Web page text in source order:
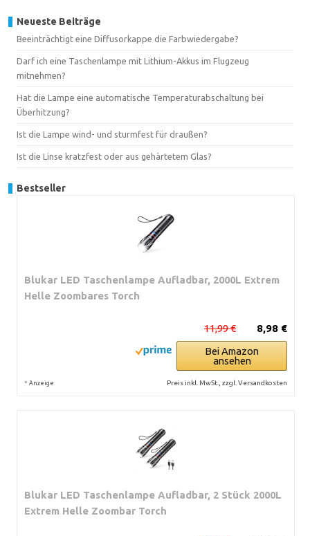
Neueste Beiträge
Beeinträchtigt eine Diffusorkappe die Farbwiedergabe?
Darf ich eine Taschenlampe mit Lithium-Akkus im Flugzeug
mitnehmen?
Hat die Lampe eine automatische Temperaturabschaltung bei
Überhitzung?
Ist die Lampe wind- und sturmfest für draußen?
Ist die Linse kratzfest oder aus gehärtetem Glas?
Bestseller
Blukar LED Taschenlampe Aufladbar, 2000L Extrem
Helle Zoombares Torch
8,98 €
11,99 €
Bei Amazon
ansehen
* Anzeige Preis inkl. MwSt., zzgl. Versandkosten
Blukar LED Taschenlampe Aufladbar, 2 Stück 2000L
Extrem Helle Zoombar Torch